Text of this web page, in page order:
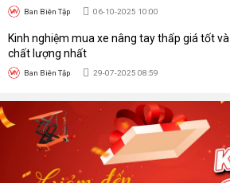
Ban Biên Tập 06-10-2025 10:00
Kinh nghiệm mua xe nâng tay thấp giá tốt và
chất lượng nhất
Ban Biên Tập 29-07-2025 08:59